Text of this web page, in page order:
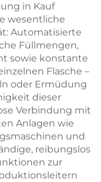
in Kauf
wesentliche
Automatisierte
Füllmengen,
sowie konstante
Flasche –
oder Ermüdung
dieser
Verbindung mit
Anlagen wie
und
reibungslos
zur